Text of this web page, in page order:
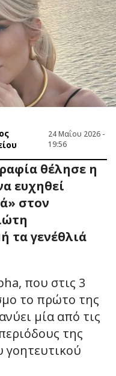
24 Μαΐου 2026 -
19:56
θέλησε η
ευχηθεί
στον
τα γενέθλιά
που στις 3
το πρώτο της
μία από τις
της
γοητευτικού